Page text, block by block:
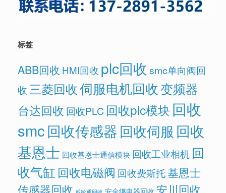
标签
ABB回收 HMI回收 plc回收 smc单向阀回
收三菱回收伺服电机回收变频器
台达回收 回收PLC 回收plc模块 回收
smc回收传感器回收伺服 回收
基恩士 回收基恩士通信模块 回收工业相机 回
收气缸 回收电磁阀 回收费斯托基恩士
传感器回收
安川回收